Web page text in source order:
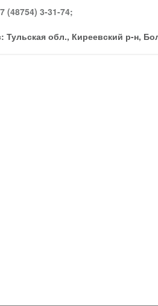
(48754) 3-31-74;
Тульская обл., Киреевский р-н,